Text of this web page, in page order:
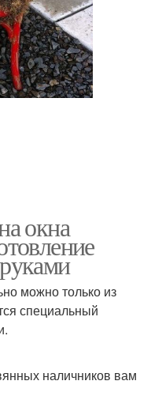
окна
можно только из
специальный
наличников вам